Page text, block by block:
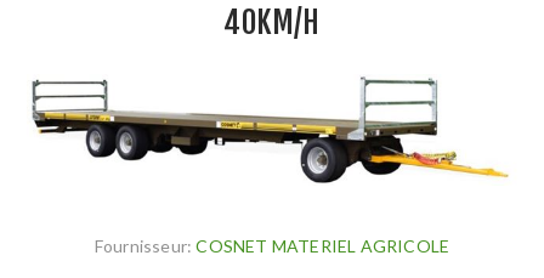
40KM/H
Fournisseur: COSNET MATERIEL AGRICOLE